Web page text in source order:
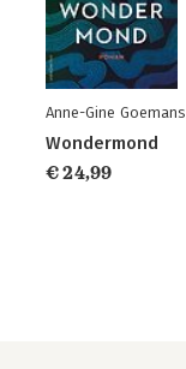
Anne-Gine Goemans
Wondermond
€ 24,99